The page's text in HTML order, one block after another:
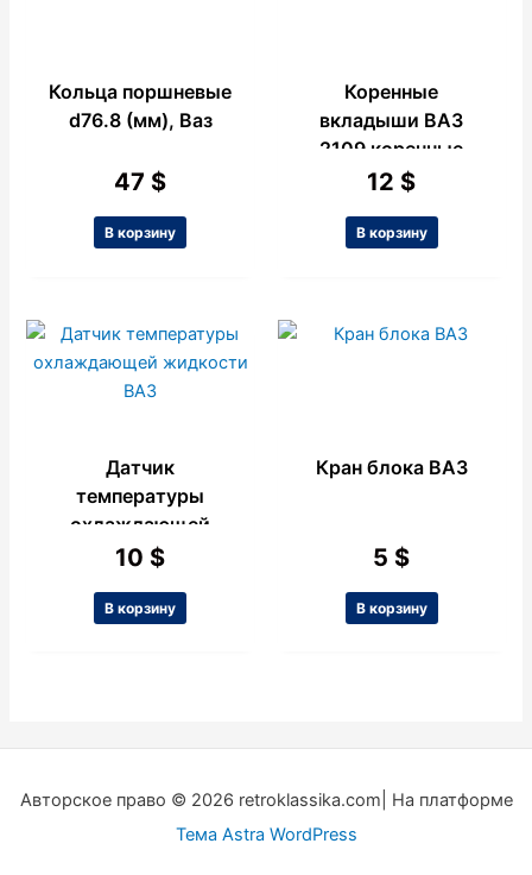
Кольца поршневые
d76.8 (мм), Ваз
47 $
В корзину
Коренные
вкладыши ВАЗ
2109 коренные
0.75
12 $
В корзину
Датчик
температуры
охлаждающей
жидкости ВАЗ
10 $
В корзину
Кран блока ВАЗ
5 $
В корзину
Авторское право © 2026 retroklassika.com| На платформе
Тема Astra WordPress